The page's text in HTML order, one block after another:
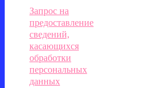
Запрос на
предоставление
сведений,
касающихся
обработки
персональных
данных